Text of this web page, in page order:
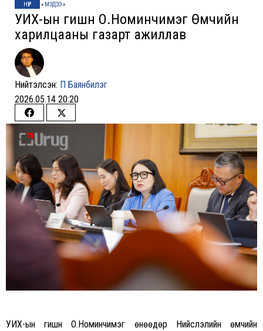
НҮҮР » МЭДЭЭ»
УИХ-ын гишүүн О.Номинчимэг Өмчийн
харилцааны газарт ажиллав
Нийтэлсэн: П Баянбилэг
2026.05.14 20:20
Share
on
Facebook
Share
on
Twitter
УИХ-ын гишүүн О.Номинчимэг өнөөдөр Нийслэлийн өмчийн